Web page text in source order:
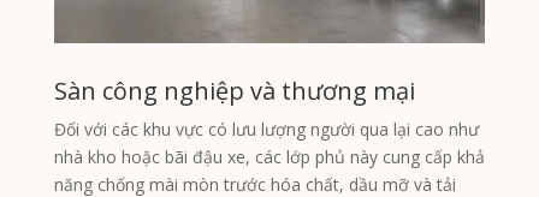
Sàn công nghiệp và thương mại
Đối với các khu vực có lưu lượng người qua lại cao như
nhà kho hoặc bãi đậu xe, các lớp phủ này cung cấp khả
năng chống mài mòn trước hóa chất, dầu mỡ và tải